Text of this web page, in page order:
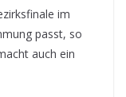
im
passt, so
auch ein